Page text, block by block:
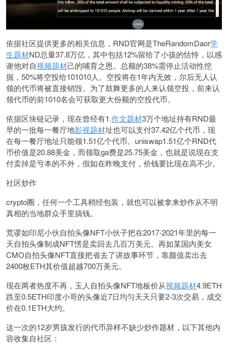
依据社区提供更多的相关信息，RND官网是TheRandomDaor学
生题材ND总量37.8万亿，其中包括12%留给了小孩的怙恃，以感
谢他对自视频题材己的哺育之恩。总额的38%需停止活动性挖
掘，50%将空投给101010人。空投将在1年内无效，尔后无人认
领的代币将被直接销毁。为了鼓舞更多的人来认领空投，前来认
领代币的前1010名会可获取更大份额的空投代币。
依据区块链记录，现在曾经有1.作文题材3万个地址持有RND最
早的一批每一餐厅地影视题材址也可以支付37.42亿个代币，现
在每一餐厅地址只能领1.51亿个代币。uniswap1.51亿个RND代
币价值是20.88美金，而领取ga费是25.75美金，也就是说现在支
付卖掉是亏本的不外，假如在昨晚支付，价钱要比现在高不少。
社区炒作
crypto圈，任何一个工具稍经包装，就也可以被拿来炒作从不明
真相的当地群众手里搞钱。
荒谬如印尼小伙自拍头像NFT小伙子把在2017-2021年里的每一
天自拍头像制成NFT愣是卖回去几百万美元。再如某国内美女
CMO自拍头像NFT直接把省去了讲故事环节，靠颜值卖出去
2400枚ETH其价值超越700万美元。
现在两者热度不再，玉人自拍头像NFT地板价从视频题材4.9ETH
跌至0.5ETH印度小哥的头像近7日均匀天天只要2-3次交易，成交
价在0.1ETH大约。
这一次的12岁男孩发行的代币异样不缺少炒作题材，以下其他内
容收集自社区：